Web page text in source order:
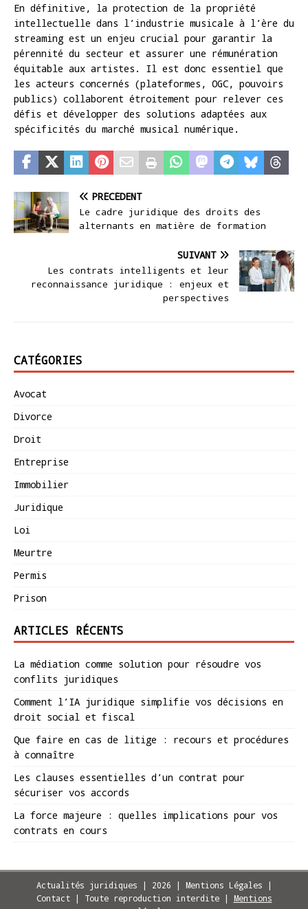
En définitive, la protection de la propriété
intellectuelle dans l’industrie musicale à l’ère du
streaming est un enjeu crucial pour garantir la
pérennité du secteur et assurer une rémunération
équitable aux artistes. Il est donc essentiel que
les acteurs concernés (plateformes, OGC, pouvoirs
publics) collaborent étroitement pour relever ces
défis et développer des solutions adaptées aux
spécificités du marché musical numérique.
PRÉCÉDENT
Le cadre juridique des droits des
alternants en matière de formation
SUIVANT
Les contrats intelligents et leur
reconnaissance juridique : enjeux et
perspectives
CATÉGORIES
Avocat
Divorce
Droit
Entreprise
Immobilier
Juridique
Loi
Meurtre
Permis
Prison
ARTICLES RÉCENTS
La médiation comme solution pour résoudre vos
conflits juridiques
Comment l’IA juridique simplifie vos décisions en
droit social et fiscal
Que faire en cas de litige : recours et procédures
à connaître
Les clauses essentielles d’un contrat pour
sécuriser vos accords
La force majeure : quelles implications pour vos
contrats en cours
Actualités juridiques | 2026 | Mentions Légales |
Contact | Toute reproduction interdite | Mentions